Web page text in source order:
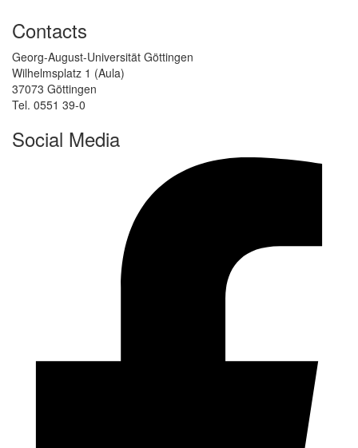
Contacts
Georg-August-Universität Göttingen
Wilhelmsplatz 1 (Aula)
37073 Göttingen
Tel. 0551 39-0
Social Media